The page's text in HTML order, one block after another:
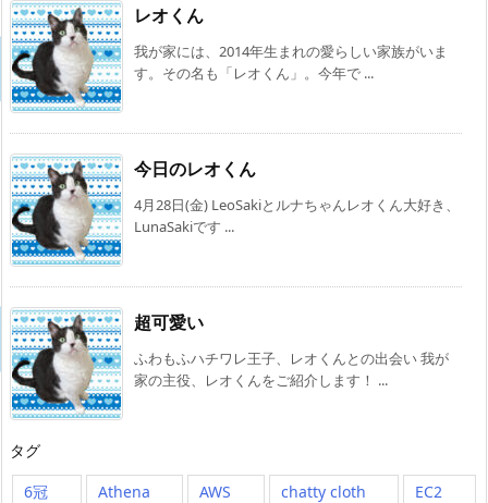
レオくん
我が家には、2014年生まれの愛らしい家族がいま
す。その名も「レオくん」。今年で ...
今日のレオくん
4月28日(金) LeoSakiとルナちゃんレオくん大好き、
LunaSakiです ...
超可愛い
ふわもふハチワレ王子、レオくんとの出会い 我が
家の主役、レオくんをご紹介します！ ...
タグ
6冠
Athena AWS chatty cloth
EC2